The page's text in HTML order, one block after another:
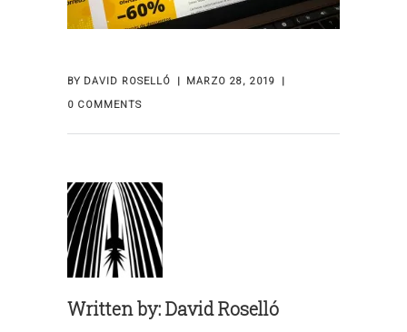
BY DAVID ROSELLÓ
MARZO 28, 2019
0 COMMENTS
Written by:David Roselló